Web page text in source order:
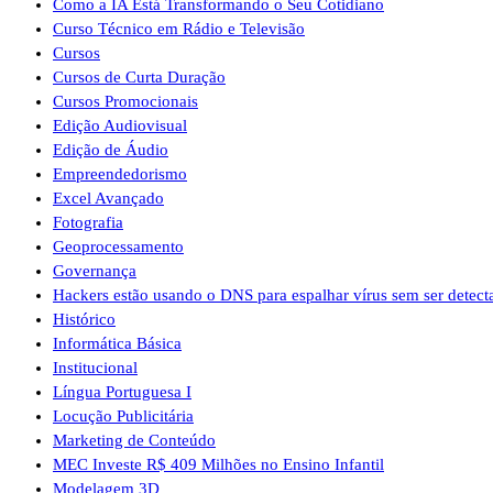
Como a IA Está Transformando o Seu Cotidiano
Curso Técnico em Rádio e Televisão
Cursos
Cursos de Curta Duração
Cursos Promocionais
Edição Audiovisual
Edição de Áudio
Empreendedorismo
Excel Avançado
Fotografia
Geoprocessamento
Governança
Hackers estão usando o DNS para espalhar vírus sem ser
Histórico
Informática Básica
Institucional
Língua Portuguesa I
Locução Publicitária
Marketing de Conteúdo
MEC Investe R$ 409 Milhões no Ensino Infantil
Modelagem 3D